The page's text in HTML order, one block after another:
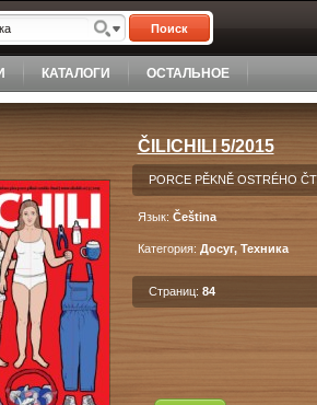
Поиск
КАТАЛОГИ ОСТАЛЬНОЕ
ČILICHILI 5/2015
PORCE PĚKNĚ OSTRÉHO
Язык: Čeština
Категория: Досуг, Техника
Страниц: 84